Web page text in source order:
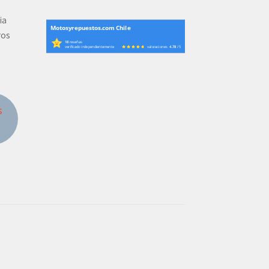
Motosyrepuestos.com Chile
18 reseñas
verificado independientemente valoraciones 4.78/ 5